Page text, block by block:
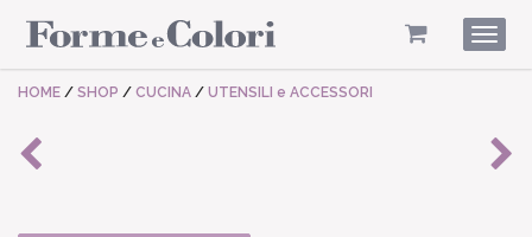
HOME / SHOP / CUCINA / UTENSILI e ACCESSORI